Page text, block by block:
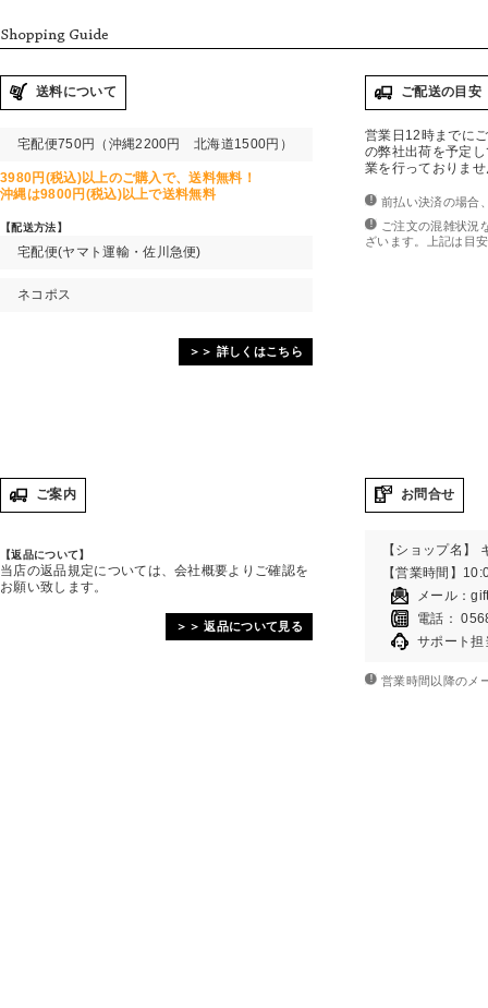
送料について
宅配便750円（沖縄2200円 北海道1500円）
3980円(税込)以上のご購入で、送料無料！
沖縄は9800円(税込)以上で送料無料
【配送方法】
宅配便(ヤマト運輸・佐川急便)
ネコポス
＞＞ 詳しくはこちら
ご配送の目安
営業日12時までに
の弊社出荷を予定
業を行っておりま
前払い決済の場合
ご注文の混雑状況
ざいます。上記は目
ご案内
【返品について】
当店の返品規定については、会社概要よりご確認を
お願い致します。
＞＞ 返品について見る
お問合せ
【ショップ名】
【営業時間】
メール：
電話：
サポート担
営業時間以降のメ